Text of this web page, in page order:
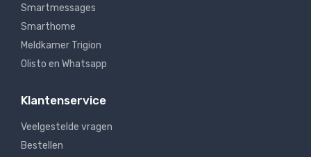
Smartmessages
Smarthome
Meldkamer Trigion
Olisto en Whatsapp
Klantenservice
Veelgestelde vragen
Bestellen